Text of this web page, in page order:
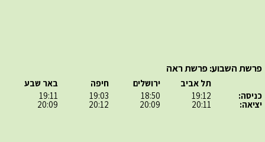
פרשת השבוע: פרשת ראה
כניסה:
יציאה:
תל אביב
19:12
20:11
ירושלים
18:50
20:09
חיפה
19:03
20:12
באר שבע
19:11
20:09